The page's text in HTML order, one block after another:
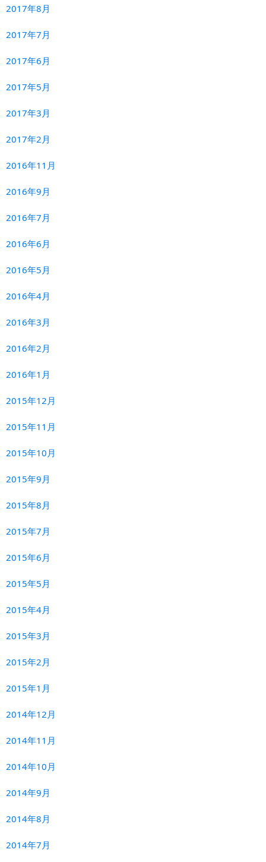
2017年8月
2017年7月
2017年6月
2017年5月
2017年3月
2017年2月
2016年11月
2016年9月
2016年7月
2016年6月
2016年5月
2016年4月
2016年3月
2016年2月
2016年1月
2015年12月
2015年11月
2015年10月
2015年9月
2015年8月
2015年7月
2015年6月
2015年5月
2015年4月
2015年3月
2015年2月
2015年1月
2014年12月
2014年11月
2014年10月
2014年9月
2014年8月
2014年7月